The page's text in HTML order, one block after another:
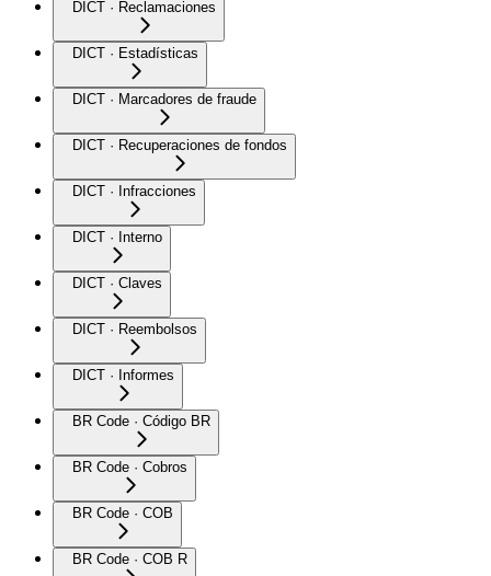
DICT · Reclamaciones
DICT · Estadísticas
DICT · Marcadores de fraude
DICT · Recuperaciones de fondos
DICT · Infracciones
DICT · Interno
DICT · Claves
DICT · Reembolsos
DICT · Informes
BR Code · Código BR
BR Code · Cobros
BR Code · COB
BR Code · COB R